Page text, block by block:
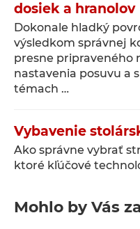
dosiek a hranolov
Dokonale hladký
výsledkom správnej
presne pripraveného
nastavenia posuvu a
témach …
Vybavenie
Ako správne vybrať
ktoré kľúčové
Mohlo by Vás